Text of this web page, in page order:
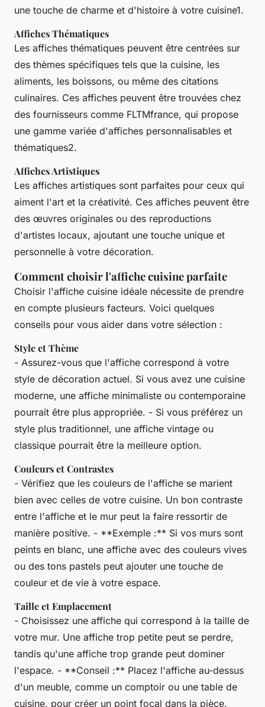
une touche de charme et d'histoire à votre cuisine1.
Affiches Thématiques
Les affiches thématiques peuvent être centrées sur
des thèmes spécifiques tels que la cuisine, les
aliments, les boissons, ou même des citations
culinaires. Ces affiches peuvent être trouvées chez
des fournisseurs comme FLTMfrance, qui propose
une gamme variée d'affiches personnalisables et
thématiques2.
Affiches Artistiques
Les affiches artistiques sont parfaites pour ceux qui
aiment l'art et la créativité. Ces affiches peuvent être
des œuvres originales ou des reproductions
d'artistes locaux, ajoutant une touche unique et
personnelle à votre décoration.
Comment choisir l'affiche cuisine parfaite
Choisir l'affiche cuisine idéale nécessite de prendre
en compte plusieurs facteurs. Voici quelques
conseils pour vous aider dans votre sélection :
Style et Thème
- Assurez-vous que l'affiche correspond à votre
style de décoration actuel. Si vous avez une cuisine
moderne, une affiche minimaliste ou contemporaine
pourrait être plus appropriée. - Si vous préférez un
style plus traditionnel, une affiche vintage ou
classique pourrait être la meilleure option.
Couleurs et Contrastes
- Vérifiez que les couleurs de l'affiche se marient
bien avec celles de votre cuisine. Un bon contraste
entre l'affiche et le mur peut la faire ressortir de
manière positive. - **Exemple :** Si vos murs sont
peints en blanc, une affiche avec des couleurs vives
ou des tons pastels peut ajouter une touche de
couleur et de vie à votre espace.
Taille et Emplacement
- Choisissez une affiche qui correspond à la taille de
votre mur. Une affiche trop petite peut se perdre,
tandis qu'une affiche trop grande peut dominer
l'espace. - **Conseil :** Placez l'affiche au-dessus
d'un meuble, comme un comptoir ou une table de
cuisine, pour créer un point focal dans la pièce.